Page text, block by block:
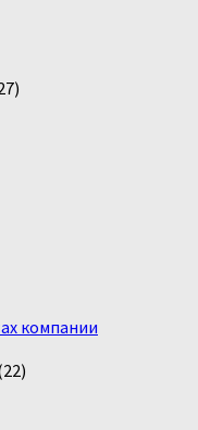
компании